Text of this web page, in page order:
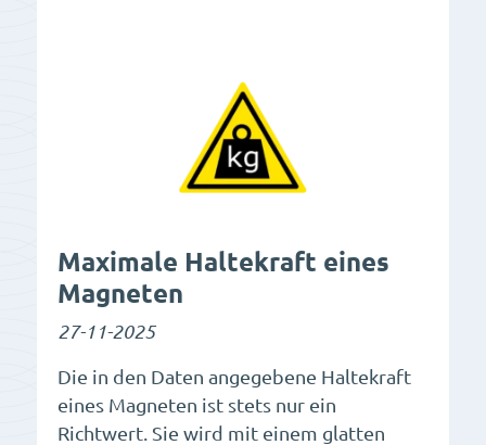
Maximale Haltekraft eines
Magneten
27-11-2025
Die in den Daten angegebene Haltekraft
eines Magneten ist stets nur ein
Richtwert. Sie wird mit einem glatten